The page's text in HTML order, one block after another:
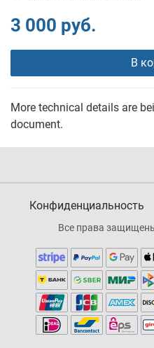
3 000 руб.
В
More technical details are
document.
Конфиденциальность
Все права